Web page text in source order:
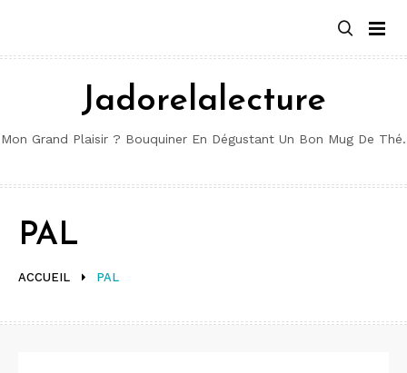
contenu
Jadorelalecture
Mon Grand Plaisir ? Bouquiner En Dégustant Un Bon Mug De Thé.
ACCUEIL PAL
PAL